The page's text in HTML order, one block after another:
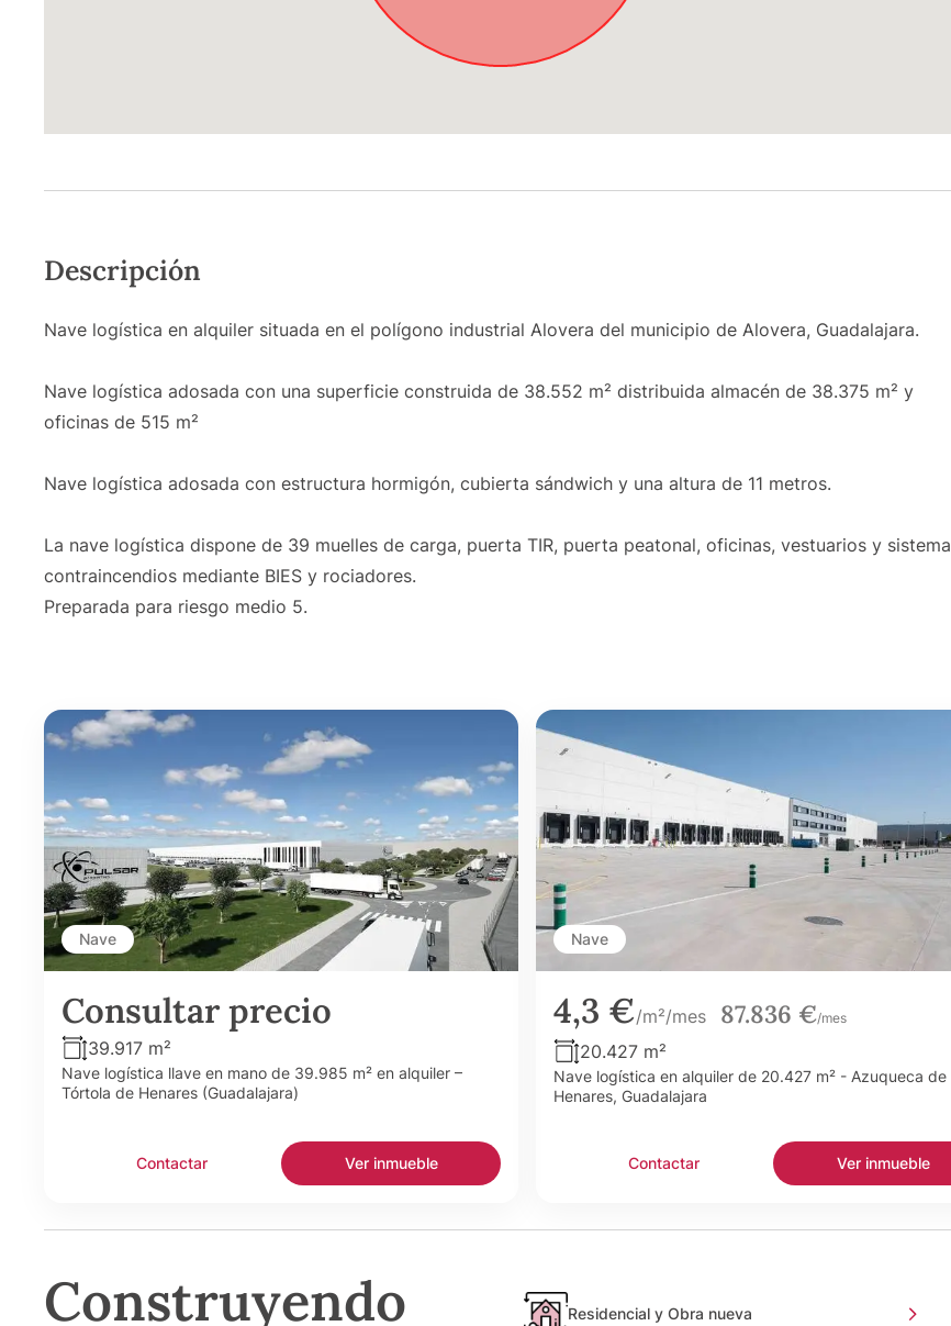
Descripción
Nave logística en alquiler situada en el polígono industrial Alovera del municipio de Alovera, Guadalajara.
Nave logística adosada con una superficie construida de 38.552 m² distribuida almacén de 38.375 m² y
oficinas de 515 m²
Nave logística adosada con estructura hormigón, cubierta sándwich y una altura de 11 metros.
La nave logística dispone de 39 muelles de carga, puerta TIR, puerta peatonal, oficinas, vestuarios y sistema
contraincendios mediante BIES y rociadores.
Preparada para riesgo medio 5.
Nave
Consultar precio
39.917 m²
Nave logística llave en mano de 39.985 m² en alquiler –
Tórtola de Henares (Guadalajara)
Contactar Ver inmueble
Nave
4,3 €/m²/mes 87.836 €/mes
20.427 m²
Nave logística en alquiler de 20.427 m² - Azuqueca de
Henares, Guadalajara
Contactar Ver inmueble
Construyendo Residencial y Obra nueva